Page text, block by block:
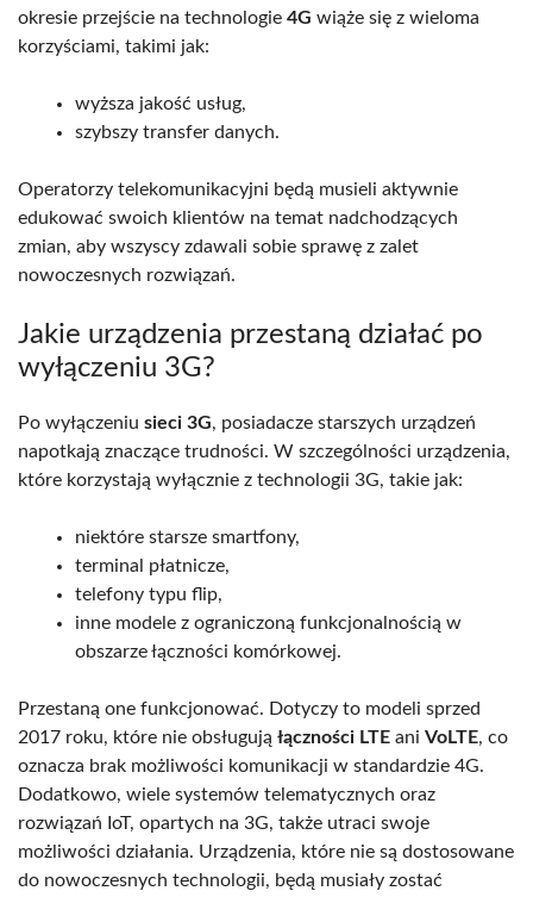
okresie przejście na technologie 4G wiąże się z wieloma
korzyściami, takimi jak:
wyższa jakość usług,
szybszy transfer danych.
Operatorzy telekomunikacyjni będą musieli aktywnie
edukować swoich klientów na temat nadchodzących
zmian, aby wszyscy zdawali sobie sprawę z zalet
nowoczesnych rozwiązań.
Jakie urządzenia przestaną działać po
wyłączeniu 3G?
Po wyłączeniu sieci 3G, posiadacze starszych urządzeń
napotkają znaczące trudności. W szczególności urządzenia,
które korzystają wyłącznie z technologii 3G, takie jak:
niektóre starsze smartfony,
terminal płatnicze,
telefony typu flip,
inne modele z ograniczoną funkcjonalnością w
obszarze łączności komórkowej.
Przestaną one funkcjonować. Dotyczy to modeli sprzed
2017 roku, które nie obsługują łączności LTE ani VoLTE, co
oznacza brak możliwości komunikacji w standardzie 4G.
Dodatkowo, wiele systemów telematycznych oraz
rozwiązań IoT, opartych na 3G, także utraci swoje
możliwości działania. Urządzenia, które nie są dostosowane
do nowoczesnych technologii, będą musiały zostać